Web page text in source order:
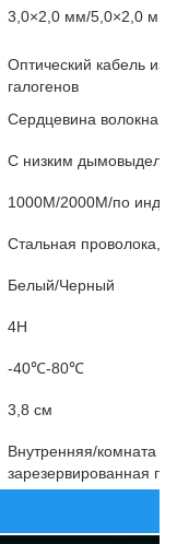
3,0×2,0 мм/5,0×2,0 мм
Оптический кабель из
галогенов
Сердцевина волокна
С низким
1000М/2000М/по
Стальная проволока,
Белый/Черный
4Н
-40℃-80℃
3,8 см
Внутренняя/комната с
зарезервированная